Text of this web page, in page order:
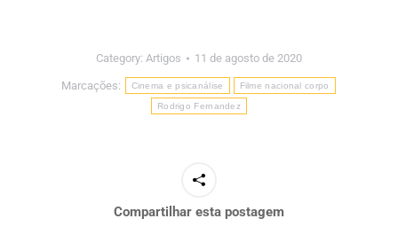
Category: Artigos 11 de agosto de 2020
Marcações: Cinema e psicanálise Filme nacional corpo
Rodrigo Fernandez
Compartilhar esta postagem